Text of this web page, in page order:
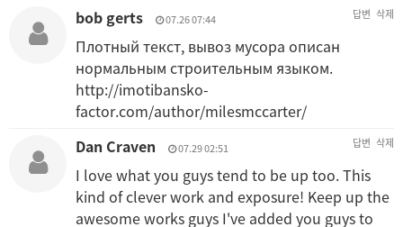
bob gerts
07.26 07:44 답변 삭제
Плотный текст, вывоз мусора описан
нормальным строительным языком.
http://imotibansko-
factor.com/author/milesmccarter/
Dan Craven
07.29 02:51 답변 삭제
I love what you guys tend to be up too. This
kind of clever work and exposure! Keep up the
awesome works guys I've added you guys to